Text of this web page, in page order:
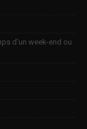
d’un week-end ou